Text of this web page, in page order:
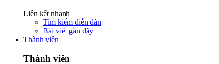
Liên kết nhanh
Tìm kiếm diễn đàn
Bài viết gần đây
Thành viên
Thành viên